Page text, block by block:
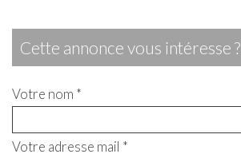
cette annonce vous intéresse ?
Votre nom *
Votre adresse mail *